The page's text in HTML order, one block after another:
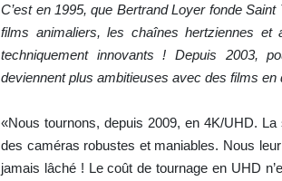
C’est en 1995, que Bertrand Loyer fonde
films animaliers, les chaînes hertziennes et
techniquement innovants ! Depuis 2003,
deviennent plus ambitieuses avec des films
«Nous tournons, depuis 2009, en 4K/UHD.
des caméras robustes et maniables. Nous
jamais lâché ! Le coût de tournage en UHD